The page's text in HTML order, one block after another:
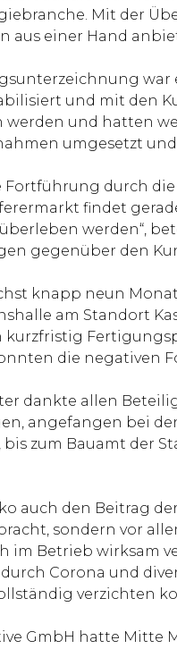
Mit der
aus einer Hand
und mit den
und hatten
umgesetzt
Fortführung durch
findet
werden“,
gegenüber den
knapp neun
am Standort
die negativen
dankte allen
angefangen bei
zum Bauamt der
auch den Beitrag
sondern vor
im Betrieb wirksam
Corona und
verzichten
GmbH hatte Mitte